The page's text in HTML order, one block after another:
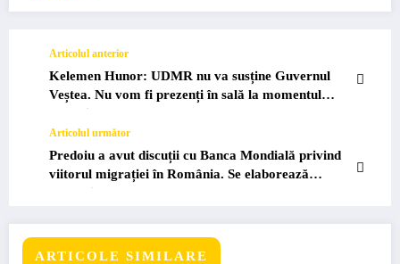
Articolul anterior
Kelemen Hunor: UDMR nu va susține Guvernul
Veștea. Nu vom fi prezenți în sală la momentul
votului.
Articolul următor
Predoiu a avut discuții cu Banca Mondială privind
viitorul migrației în România. Se elaborează
strategia…
ARTICOLE SIMILARE